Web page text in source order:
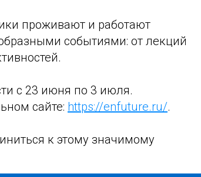
проживают и работают
событиями: от лекций
с 23 июня по 3 июля.
сайте: https://enfuture.ru/.
к этому значимому